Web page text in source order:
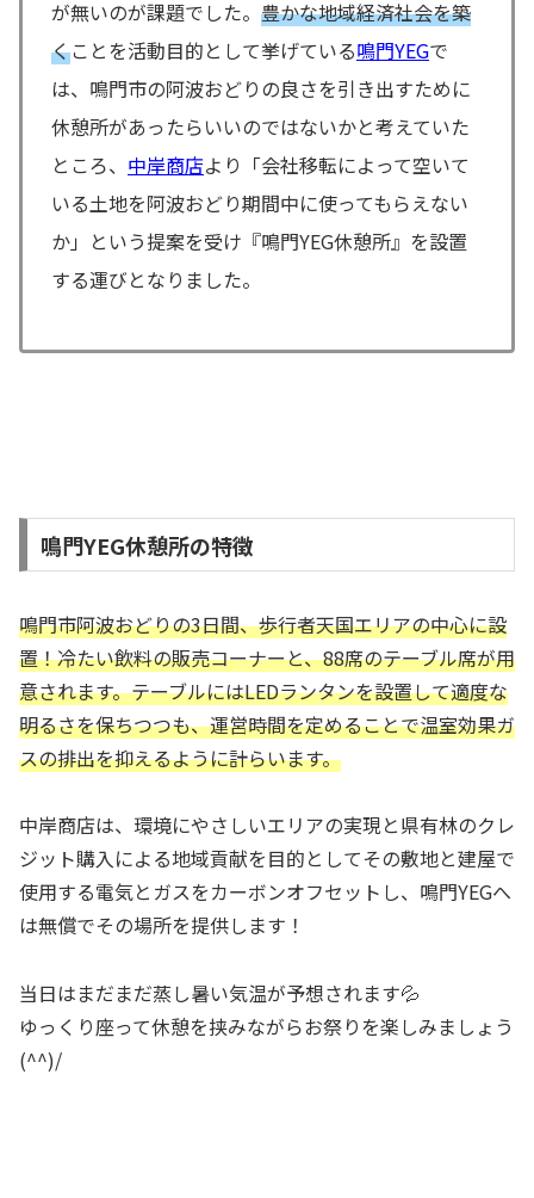
が無いのが課題でした。 豊かな地域経済社会を築
くことを活動目的として挙げている鳴門YEGで
は、鳴門市の阿波おどりの良さを引き出すために
休憩所があったらいいのではないかと考えていた
ところ、 中岸商店より「会社移転によって空いて
いる土地を阿波おどり期間中に使ってもらえない
か」という提案を受け『鳴門YEG休憩所』を設置
する運びとなりました。
鳴門YEG休憩所の特徴
鳴門市阿波おどりの3日間、歩行者天国エリアの中心に設
置！冷たい飲料の販売コーナーと、88席のテーブル席が用
意されます。テーブルにはLEDランタンを設置して適度な
明るさを保ちつつも、運営時間を定めることで温室効果ガ
スの排出を抑えるように計らいます。
中岸商店は、環境にやさしいエリアの実現と県有林のクレ
ジット購入による地域貢献を目的としてその敷地と建屋で
使用する電気とガスをカーボンオフセットし、鳴門YEGへ
は無償でその場所を提供します！
当日はまだまだ蒸し暑い気温が予想されます💦
ゆっくり座って休憩を挟みながらお祭りを楽しみましょう
(^^)/